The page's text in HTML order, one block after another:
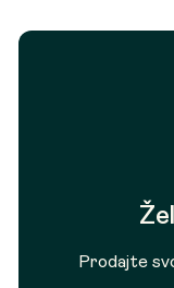
Prodajte